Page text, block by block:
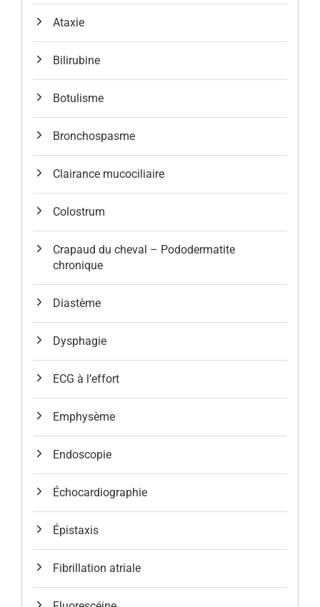
Ataxie
Bilirubine
Botulisme
Bronchospasme
Clairance mucociliaire
Colostrum
Crapaud du cheval – Pododermatite
chronique
Diastème
Dysphagie
ECG à l’effort
Emphysème
Endoscopie
Échocardiographie
Épistaxis
Fibrillation atriale